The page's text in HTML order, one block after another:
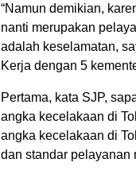
“Namun demikian,
nanti merupakan
adalah keselamatan,
Kerja dengan 5
Pertama, kata SJP,
angka kecelakaan di
angka kecelakaan di
dan standar pelayanan